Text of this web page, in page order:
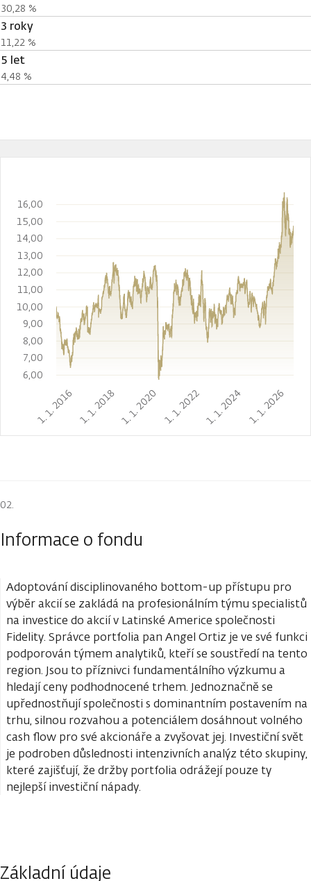
30,28 %
3 roky
11,22 %
5 let
4,48 %
1. 1. 2016 1. 1. 20181. 1. 2020 1. 1. 20221. 1. 2024 1. 1. 2026
6,00
7,00
8,00
9,00
10,00
11,00
12,00
13,00
14,00
15,00
16,00
Informace o fondu
Adoptování disciplinovaného bottom-up přístupu pro
výběr akcií se zakládá na profesionálním týmu specialistů
na investice do akcií v Latinské Americe společnosti
Fidelity. Správce portfolia pan Angel Ortiz je ve své funkci
podporován týmem analytiků, kteří se soustředí na tento
region. Jsou to příznivci fundamentálního výzkumu a
hledají ceny podhodnocené trhem. Jednoznačně se
upřednostňují společnosti s dominantním postavením na
trhu, silnou rozvahou a potenciálem dosáhnout volného
cash flow pro své akcionáře a zvyšovat jej. Investiční svět
je podroben důslednosti intenzivních analýz této skupiny,
které zajišťují, že držby portfolia odrážejí pouze ty
nejlepší investiční nápady.
Základní údaje